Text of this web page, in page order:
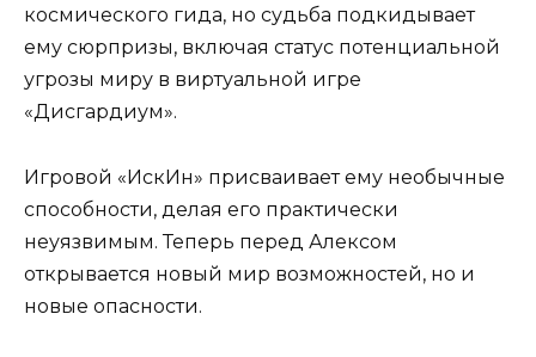
космического гида, но судьба подкидывает
ему сюрпризы, включая статус потенциальной
угрозы миру в виртуальной игре
«Дисгардиум».
Игровой «ИскИн» присваивает ему необычные
способности, делая его практически
неуязвимым. Теперь перед Алексом
открывается новый мир возможностей, но и
новые опасности.